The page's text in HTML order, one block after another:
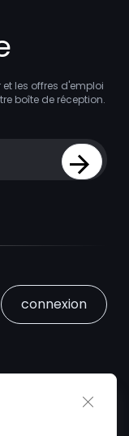
les offres d'emploi
boîte de réception.
Sign Up
connexion
Close